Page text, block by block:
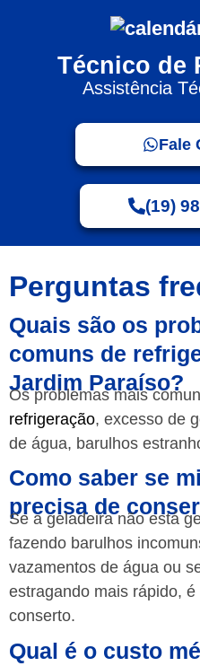
Técnico de
Assistência
Fale
(19)
Perguntas
Quais são os
comuns de
Jardim Paraíso?
Os problemas mais
refrigeração, excesso de
de água, barulhos
Como saber se
precisa de
Se a geladeira não está
fazendo barulhos
vazamentos de água ou
estragando mais rápido,
conserto.
Qual é o custo